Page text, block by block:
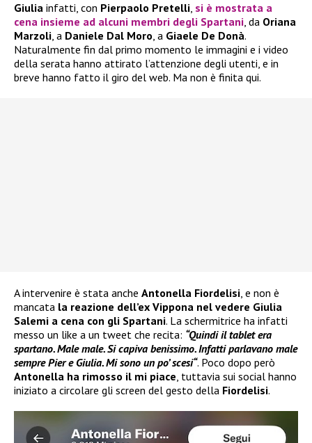
Giulia infatti, con Pierpaolo Pretelli, si è mostrata a
cena insieme ad alcuni membri degli Spartani, da Oriana
Marzoli, a Daniele Dal Moro, a Giaele De Donà.
Naturalmente fin dal primo momento le immagini e i video
della serata hanno attirato l’attenzione degli utenti, e in
breve hanno fatto il giro del web. Ma non è finita qui.
A intervenire è stata anche Antonella Fiordelisi, e non è
mancata la reazione dell’ex Vippona nel vedere Giulia
Salemi a cena con gli Spartani. La schermitrice ha infatti
messo un like a un tweet che recita: “Quindi il tablet era
spartano. Male male. Si capiva benissimo. Infatti parlavano male
sempre Pier e Giulia. Mi sono un po’ scesi“. Poco dopo però
Antonella ha rimosso il mi piace, tuttavia sui social hanno
iniziato a circolare gli screen del gesto della Fiordelisi.